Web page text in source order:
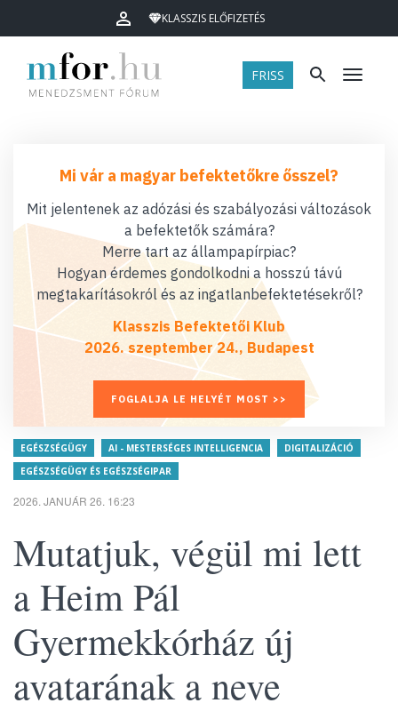
KLASSZIS ELŐFIZETÉS
FRISS Menü
Mi vár a magyar befektetőkre ősszel?
Mit jelentenek az adózási és szabályozási változások
a befektetők számára?
Merre tart az állampapírpiac?
Hogyan érdemes gondolkodni a hosszú távú
megtakarításokról és az ingatlanbefektetésekről?
Klasszis Befektetői Klub
2026. szeptember 24., Budapest
FOGLALJA LE HELYÉT MOST >>
EGÉSZSÉGÜGY AI - MESTERSÉGES INTELLIGENCIA
DIGITALIZÁCIÓ
EGÉSZSÉGÜGY ÉS EGÉSZSÉGIPAR
2026. JANUÁR 26. 16:23
Mutatjuk, végül mi lett
a Heim Pál
Gyermekkórház új
avatarának a neve